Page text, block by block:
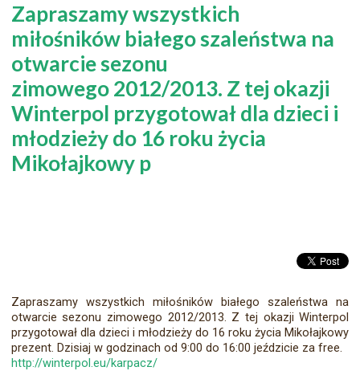
Zapraszamy wszystkich
miłośników białego szaleństwa na
otwarcie sezonu
zimowego 2012/2013. Z tej okazji
Winterpol przygotował dla dzieci i
młodzieży do 16 roku życia
Mikołajkowy p
Zapraszamy wszystkich miłośników białego szaleństwa na
otwarcie sezonu zimowego 2012/2013. Z tej okazji Winterpol
przygotował dla dzieci i młodzieży do 16 roku życia Mikołajkowy
prezent. Dzisiaj w godzinach od 9:00 do 16:00 jeździcie za free.
http://winterpol.eu/karpacz/